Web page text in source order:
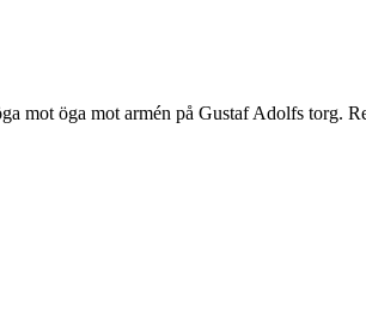
mot öga mot armén på Gustaf Adolfs torg.